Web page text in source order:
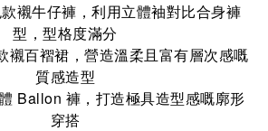
襯牛仔褲，利用立體袖對比合身褲
型，型格度滿分
襯百褶裙，營造溫柔且富有層次感嘅
質感造型
Ballon 褲，打造極具造型感嘅廓形
穿搭